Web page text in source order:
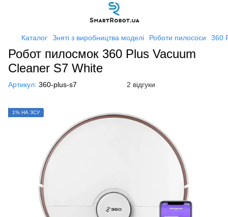
Каталог Зняті з виробництва моделі Роботи пилососи 360
Робот пилосмок 360 Plus Vacuum
Cleaner S7 White
Артикул: 360-plus-s7 2 відгуки
1% НА ЗСУ